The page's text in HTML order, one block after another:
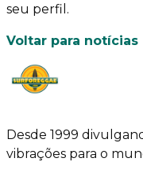
seu perfil.
Voltar para notícias
Desde 1999
vibrações para o